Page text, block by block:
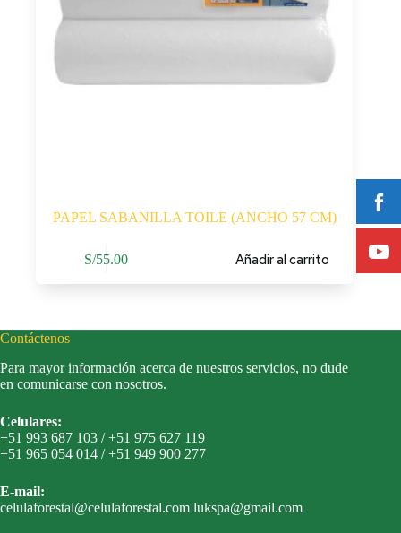
PAPEL SABANILLA TOILE (ANCHO 57 CM)
S/55.00 Añadir al carrito
Contáctenos
Para mayor información acerca de nuestros servicios, no dude
en comunicarse con nosotros.
Celulares:
+51 993 687 103 / +51 975 627 119
+51 965 054 014 / +51 949 900 277
E-mail:
celulaforestal@celulaforestal.com lukspa@gmail.com